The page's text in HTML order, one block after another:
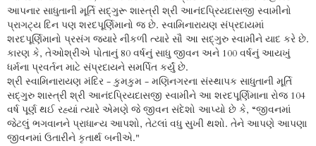
આપનાર સાધુતાની મૂર્તિ સદ્ગુરૂ શાસ્ત્રી શ્રી આનંદપ્રિયદાસજી સ્વામીનો
પ્રાગટ્ય દિન પણ શરદપૂર્ણિમાનો જ છે. સ્વામિનારાયણ સંપ્રદાયમાં
શરદપૂર્ણિમાનો પ્રસંગ જ્યારે નીકળી ત્યારે સૌ આ સદ્ગુરુ સ્વામીને યાદ કરે છે.
કારણ કે, તેઓશ્રીએ પોતાનું 80 વર્ષનું સાધુ જીવન અને 100 વર્ષનું આયખું
ધર્મના પ્રવર્તન માટે સંપ્રદાયને સમર્પિત કર્યું છે.
શ્રી સ્વામિનારાયણ મંદિર - કુમકુમ - મણિનગરના સંસ્થાપક સાધુતાની મૂર્તિ
સદ્ગુરુ શાસ્ત્રી શ્રી આનંદપ્રિયદાસજી સ્વામીને આ શરદપૂર્ણિમાના રોજ 104
વર્ષ પૂર્ણ થઈ રહ્યાં ત્યારે એમણે જે જીવન સંદેશો આપ્યો છે કે, “જીવનમાં
જેટલું ભગવાનને પ્રાધાન્ય આપશો, તેટલાં વધુ સુખી થશો. તેને આપણે આપણા
જીવનમાં ઉતારીને કૃતાર્થ બનીએ."